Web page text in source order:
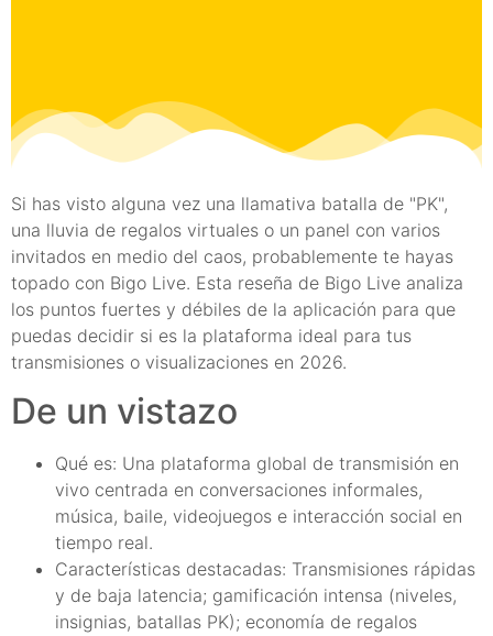
Si has visto alguna vez una llamativa batalla de "PK",
una lluvia de regalos virtuales o un panel con varios
invitados en medio del caos, probablemente te hayas
topado con Bigo Live. Esta reseña de Bigo Live analiza
los puntos fuertes y débiles de la aplicación para que
puedas decidir si es la plataforma ideal para tus
transmisiones o visualizaciones en 2026.
De un vistazo
Qué es: Una plataforma global de transmisión en
vivo centrada en conversaciones informales,
música, baile, videojuegos e interacción social en
tiempo real.
Características destacadas: Transmisiones rápidas
y de baja latencia; gamificación intensa (niveles,
insignias, batallas PK); economía de regalos